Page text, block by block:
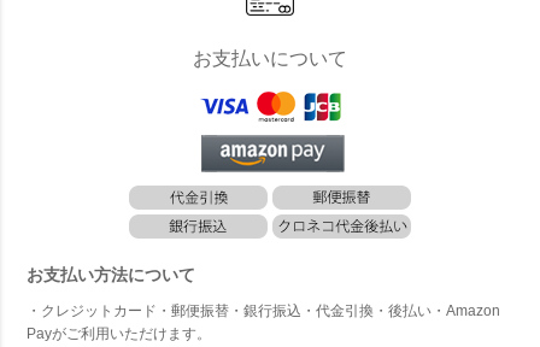
お支払いについて
お支払い方法について
・クレジットカード・郵便振替・銀行振込・代金引換・後払い・Amazon
Payがご利用いただけます。